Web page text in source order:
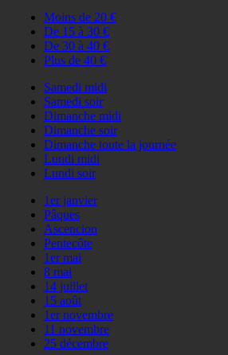
Moins de 20 €
De 15 à 30 €
De 30 à 40 €
Plus de 40 €
Samedi midi
Samedi soir
Dimanche midi
Dimanche soir
Dimanche toute la journée
Lundi midi
Lundi soir
1er janvier
Pâques
Ascencion
Pentecôte
1er mai
8 mai
14 juillet
15 août
1er novembre
11 novembre
25 décembre